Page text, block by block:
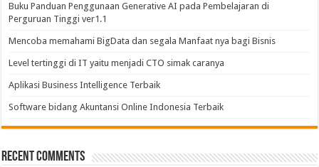
Buku Panduan Penggunaan Generative AI pada Pembelajaran di
Perguruan Tinggi ver1.1
Mencoba memahami BigData dan segala Manfaat nya bagi Bisnis
Level tertinggi di IT yaitu menjadi CTO simak caranya
Aplikasi Business Intelligence Terbaik
Software bidang Akuntansi Online Indonesia Terbaik
Recent Comments